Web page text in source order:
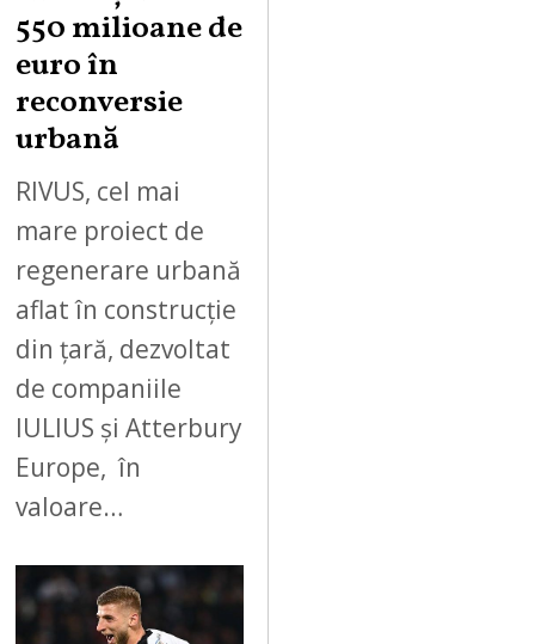
550 milioane de
euro în
reconversie
urbană
RIVUS, cel mai
mare proiect de
regenerare urbană
aflat în construcție
din țară, dezvoltat
de companiile
IULIUS și Atterbury
Europe, în
valoare…